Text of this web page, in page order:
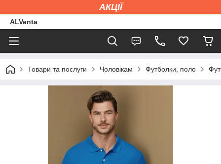
АКЦІЇ
ALVenta
Товари та послуги Чоловікам Футболки, поло